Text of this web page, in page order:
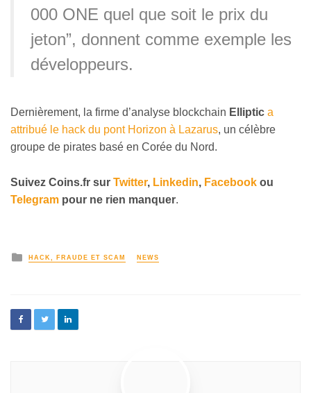
000 ONE quel que soit le prix du
jeton”, donnent comme exemple les
développeurs.
Dernièrement, la firme d’analyse blockchain Elliptic a
attribué le hack du pont Horizon à Lazarus, un célèbre
groupe de pirates basé en Corée du Nord.
Suivez Coins.fr sur Twitter, Linkedin, Facebook ou
Telegram pour ne rien manquer.
HACK, FRAUDE ET SCAM NEWS